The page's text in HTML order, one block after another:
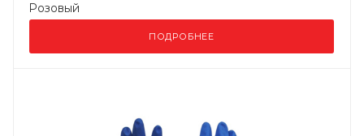
Розовый
ПОДРОБНЕЕ